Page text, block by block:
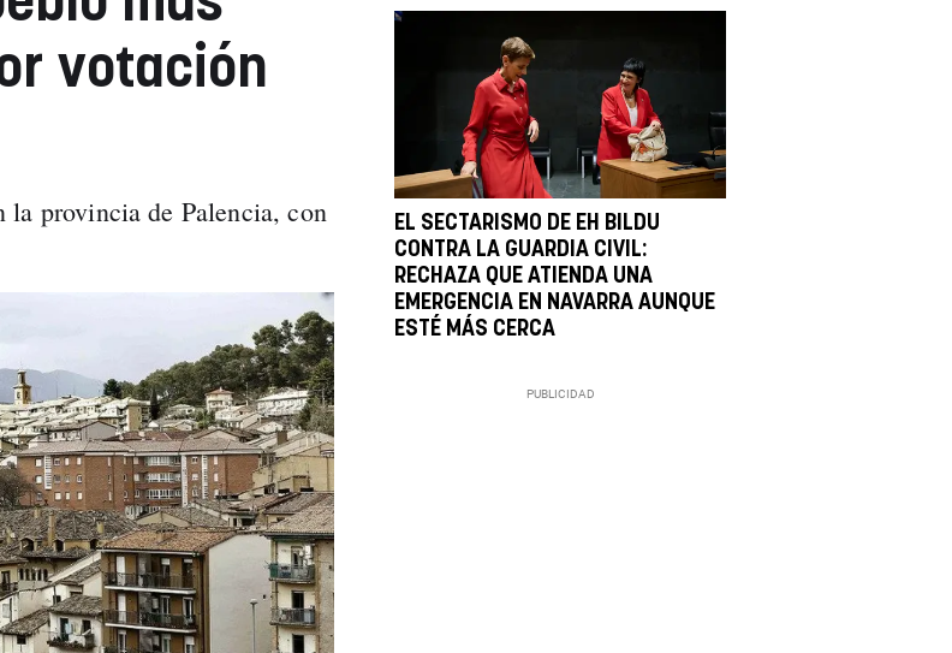
votación
provincia de Palencia, con
EL SECTARISMO DE EH BILDU
CONTRA LA GUARDIA CIVIL:
RECHAZA QUE ATIENDA UNA
EMERGENCIA EN NAVARRA AUNQUE
ESTÉ MÁS CERCA